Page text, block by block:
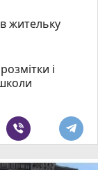
жительку
і